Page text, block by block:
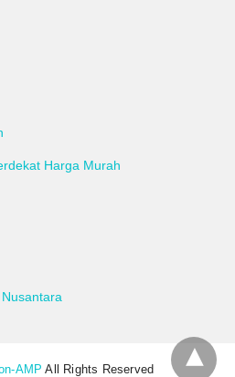
Harga Murah
AMP All Rights Reserved